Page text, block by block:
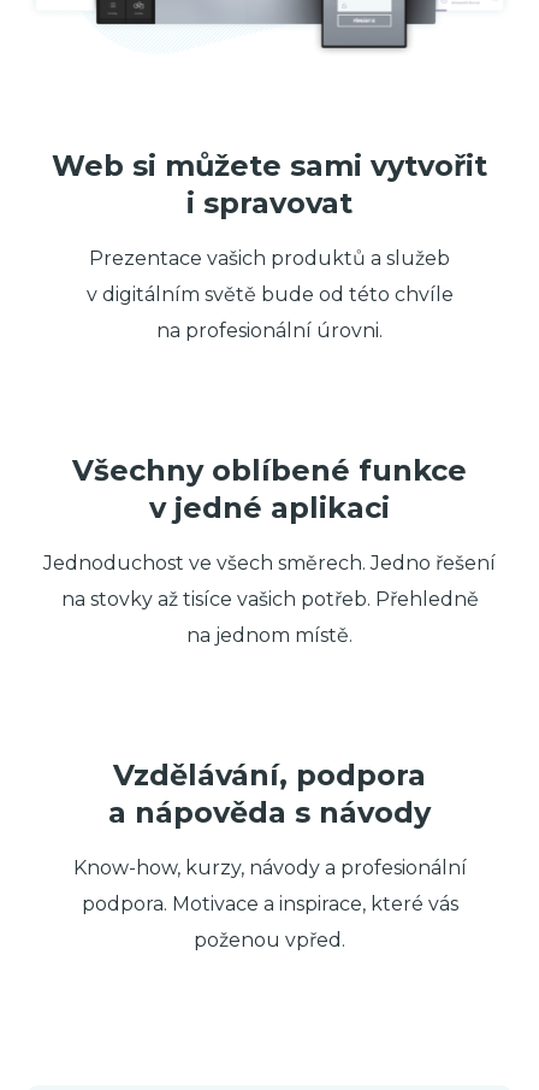
Web si můžete sami vytvořit
i spravovat
Prezentace vašich produktů a služeb
v digitálním světě bude od této chvíle
na profesionální úrovni.
Všechny oblíbené funkce
v jedné aplikaci
Jednoduchost ve všech směrech. Jedno řešení
na stovky až tisíce vašich potřeb. Přehledně
na jednom místě.
Vzdělávání, podpora
a nápověda s návody
Know-how, kurzy, návody a profesionální
podpora. Motivace a inspirace, které vás
poženou vpřed.